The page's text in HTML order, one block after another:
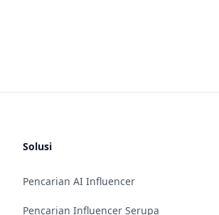
Solusi
Pencarian AI Influencer
Pencarian Influencer Serupa